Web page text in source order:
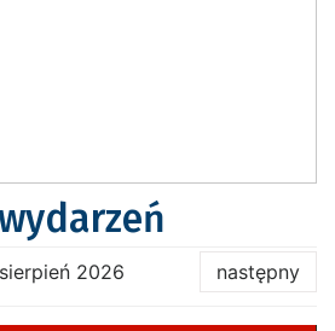
sierpień 2026 następny